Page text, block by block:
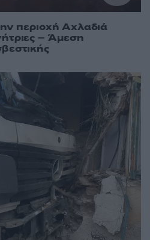
περιοχή Αχλαδιά
– Άμεση